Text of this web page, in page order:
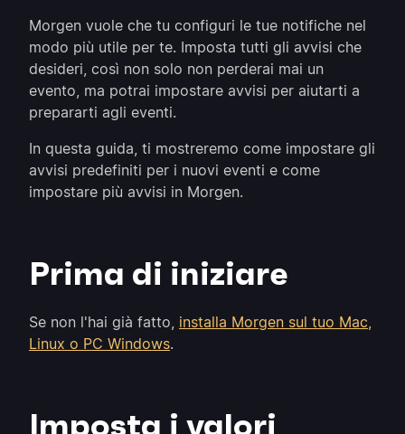
Morgen vuole che tu configuri le tue notifiche nel
modo più utile per te. Imposta tutti gli avvisi che
desideri, così non solo non perderai mai un
evento, ma potrai impostare avvisi per aiutarti a
prepararti agli eventi.
In questa guida, ti mostreremo come impostare gli
avvisi predefiniti per i nuovi eventi e come
impostare più avvisi in Morgen.
Prima di iniziare
Se non l'hai già fatto, installa Morgen sul tuo Mac,
Linux o PC Windows.
Imposta i valori